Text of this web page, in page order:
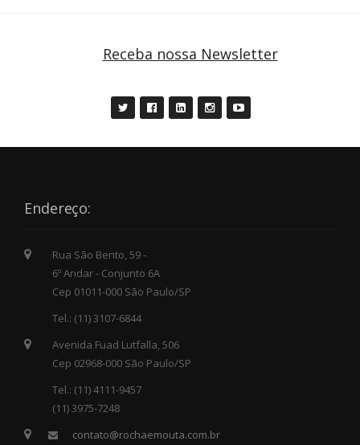
Receba nossa Newsletter
Endereço:
Rua São Bento, 59 -
6º Andar - Conjunto 6A
Cep 01011-000 São Paulo/SP
Tel.: (11) 3107-6844
Avenida Fuad Lutfalla, 506
Cep 02968-000 São Paulo/SP
Tel.: (11) 4111-9457
(11) 3975-7248
contato@rochaemouta.com.br